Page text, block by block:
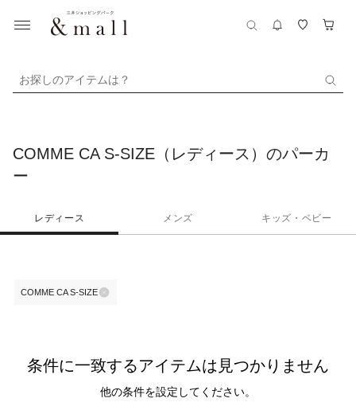
お探しのアイテムは？
COMME CA S-SIZE（レディース）のパーカ
ー
レディース メンズ キッズ・ベビー
COMME CA S-SIZE
条件に一致するアイテムは見つかりません
他の条件を設定してください。